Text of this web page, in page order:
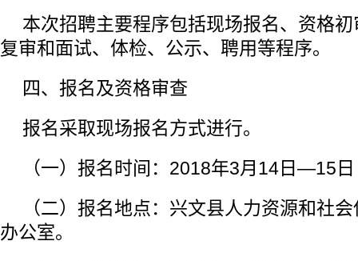
本次招聘主要程序包括现场报名、资格
复审和面试、体检、公示、聘用等程序。
四、报名及资格审查
报名采取现场报名方式进行。
（一）报名时间：2018年3月14日—15日
（二）报名地点：兴文县人力资源和社
办公室。